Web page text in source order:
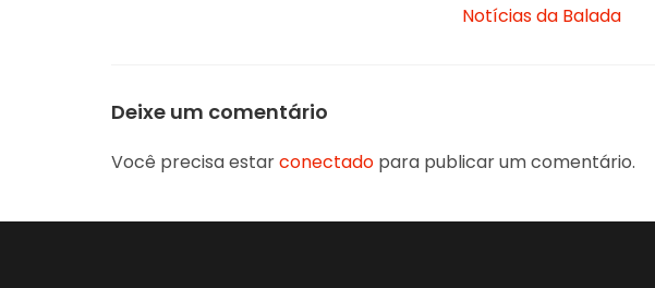
Notícias da Balada
Deixe um comentário
Você precisa estarconectado para publicar um comentário.